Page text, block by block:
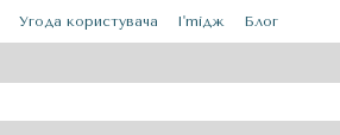
Угода користувача I'mідж Блог